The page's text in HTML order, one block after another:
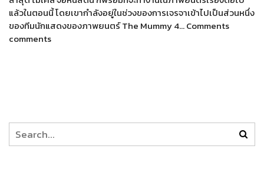
แล้วในตอนนี้ โดยเขากำลังอยู่ในช่วงของการเจรจาเข้าไปเป็นส่วนหนึ่ง
ของทีมนักแสดงของภาพยนตร์ The Mummy 4… Comments
comments